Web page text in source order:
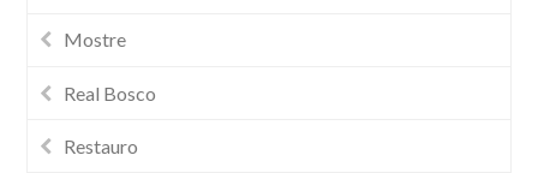
Mostre
Real Bosco
Restauro